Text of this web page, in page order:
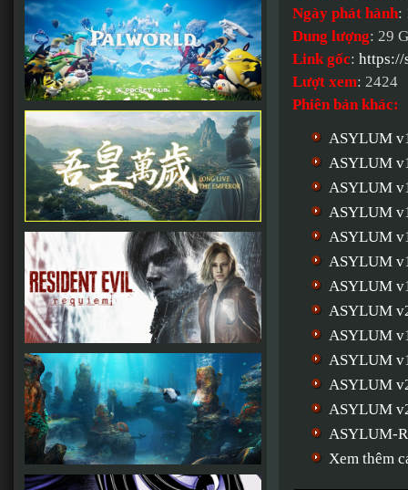
Ngày phát hành:
Dung lượng: 29
Link gốc: https://
Lượt xem: 2424
Phiên bản khác:
ASYLUM
ASYLUM
ASYLUM
ASYLUM
ASYLUM
ASYLUM
ASYLUM
ASYLUM
ASYLUM
ASYLUM
ASYLUM
ASYLUM
ASYLUM-
Xem thêm